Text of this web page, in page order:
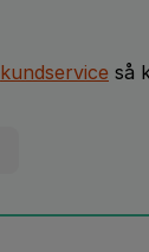
kundservice så